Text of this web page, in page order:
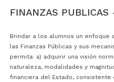
FINANZAS
Brindar a los alumnos un
las Finanzas Públicas y sus
permita: a) adquirir una visión
naturaleza, modalidades y
financiera del Estado, consistente